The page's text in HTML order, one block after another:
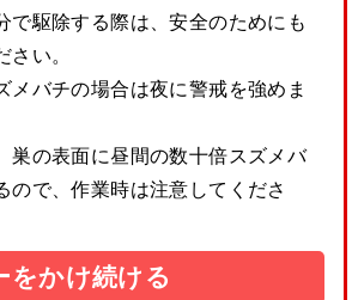
で駆除する際は、安全のためにも
さい。
メバチの場合は夜に警戒を強めま
巣の表面に昼間の数十倍スズメバ
ので、作業時は注意してくださ
かけ続ける